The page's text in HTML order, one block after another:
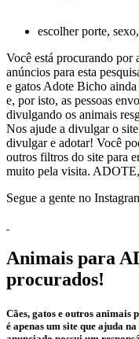
escolher porte,
Você está procurando por
anúncios para esta
e gatos Adote Bicho
e, por isto, as pessoas
divulgando os animais
Nos ajude a divulgar o site
divulgar e adotar! Você
outros filtros do site para
muito pela visita.
Segue a gente no
Animais para
procurados!
Cães, gatos e outros animais
é apenas um site que ajuda